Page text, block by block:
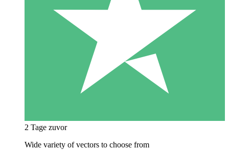
2 Tage zuvor
Wide variety of vectors to choose from